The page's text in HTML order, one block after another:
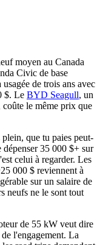
moyen au Canada
Civic de base
de trois ans avec
$. Le BYD Seagull, un
le même prix que
que tu paies peut-
dépenser 35 000 $+ sur
celui à regarder. Les
000 $ reviennent à
sur un salaire de
neufs ne le sont tout
de 55 kW veut dire
l'engagement. La